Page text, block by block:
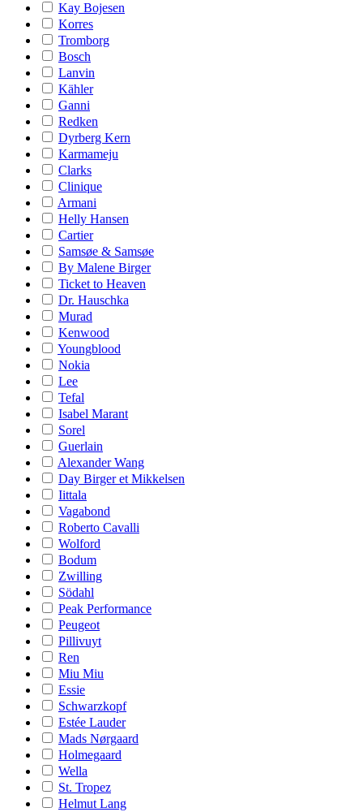
Kay Bojesen
Korres
Tromborg
Bosch
Lanvin
Kähler
Ganni
Redken
Dyrberg Kern
Karmameju
Clarks
Clinique
Armani
Helly Hansen
Cartier
Samsøe & Samsøe
By Malene Birger
Ticket to Heaven
Dr. Hauschka
Murad
Kenwood
Youngblood
Nokia
Lee
Tefal
Isabel Marant
Sorel
Guerlain
Alexander Wang
Day Birger et Mikkelsen
Iittala
Vagabond
Roberto Cavalli
Wolford
Bodum
Zwilling
Södahl
Peak Performance
Peugeot
Pillivuyt
Ren
Miu Miu
Essie
Schwarzkopf
Estée Lauder
Mads Nørgaard
Holmegaard
Wella
St. Tropez
Helmut Lang